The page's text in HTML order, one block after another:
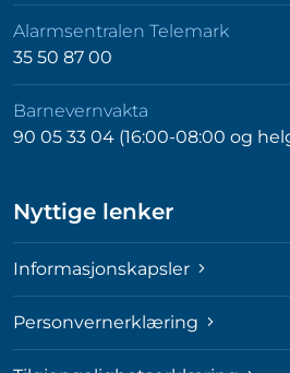
Alarmsentralen Telemark
35 50 87 00
Barnevernvakta
90 05 33 04 (16:00-08:00 og
Nyttige lenker
Informasjonskapsler
Personvernerklæring